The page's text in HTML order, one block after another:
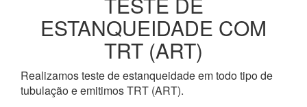
ESTANQUEIDADE COM
TRT (ART)
Realizamos teste de estanqueidade em todo tipo de
tubulação e emitimos TRT (ART).